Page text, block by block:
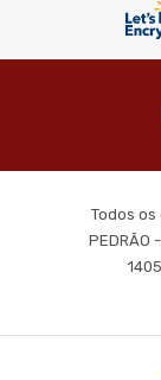
Todos
PEDRÃO